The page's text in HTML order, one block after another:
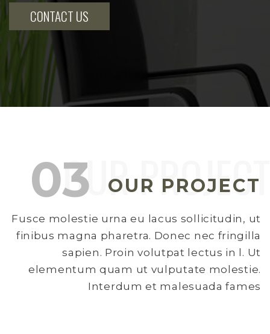
CONTACT US
OUR PROJECT
Fusce molestie urna eu lacus sollicitudin, ut
finibus magna pharetra. Donec nec fringilla
sapien. Proin volutpat lectus in l. Ut
elementum quam ut vulputate molestie.
Interdum et malesuada fames